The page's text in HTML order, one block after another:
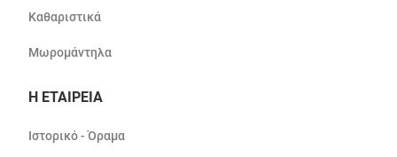
Καθαριστικά
Μωρομάντηλα
Η ΕΤΑΙΡΕΙΑ
Ιστορικό - Όραμα